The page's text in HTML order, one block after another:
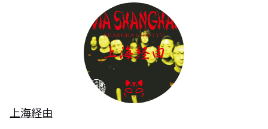
上海経由